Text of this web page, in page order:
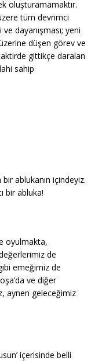
oluşturamamaktır.
tüm devrimci
dayanışması; yeni
düşen görev ve
gittikçe daralan
sahip
bir ablukanın içindeyiz.
bir abluka!
oyulmakta,
de
emeğimiz de
ve diğer
aynen geleceğimiz
içerisinde belli